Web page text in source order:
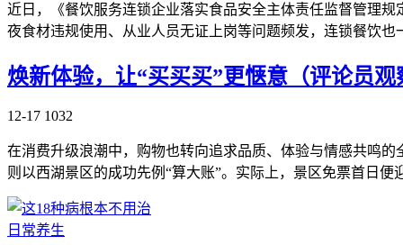
近日，《餐饮服务连锁企业落实食品安全主体责任监督管理
夜食材违规使用、从业人员无证上岗等问题频发，连锁餐饮
焕新体验，让“买买买”更惬意（评论员观
12-17 1032
在消费升级浪潮中，购物也转向追求品质、体验与情感共鸣
则以西湖景区的成功先例“算大账”。实际上，景区免票首日
日常养生